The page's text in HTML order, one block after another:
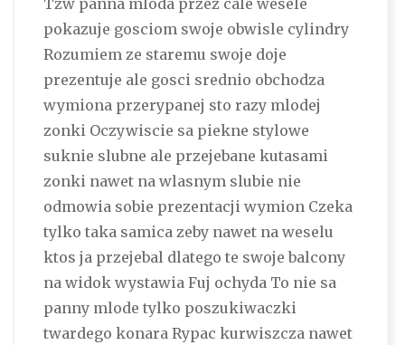
Tzw panna mloda przez cale wesele
pokazuje gosciom swoje obwisle cylindry
Rozumiem ze staremu swoje doje
prezentuje ale gosci srednio obchodza
wymiona przerypanej sto razy mlodej
zonki Oczywiscie sa piekne stylowe
suknie slubne ale przejebane kutasami
zonki nawet na wlasnym slubie nie
odmowia sobie prezentacji wymion Czeka
tylko taka samica zeby nawet na weselu
ktos ja przejebal dlatego te swoje balcony
na widok wystawia Fuj ochyda To nie sa
panny mlode tylko poszukiwaczki
twardego konara Rypac kurwiszcza nawet